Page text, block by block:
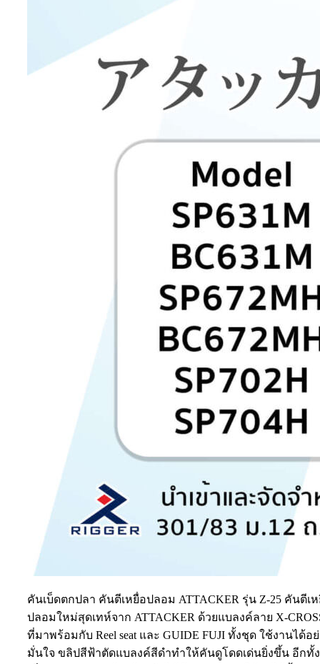
คันเบ็ดตกปลา คันตีเหยื่อปลอม ATTACKER รุ่น Z-25 คันตีเ
ปลอมใหม่สุดเทห์จาก ATTACKER ด้วยแบลงค์ลาย X-
ที่มาพร้อมกับ Reel seat และ GUIDE FUJI ทั้งชุด ใช้งานได้อ
มั่นใจ ขลิปสีฟ้าตัดแบลงค์สีดำทำให้คันดูโดดเด่นยิ่งขึ้น อีกทั้